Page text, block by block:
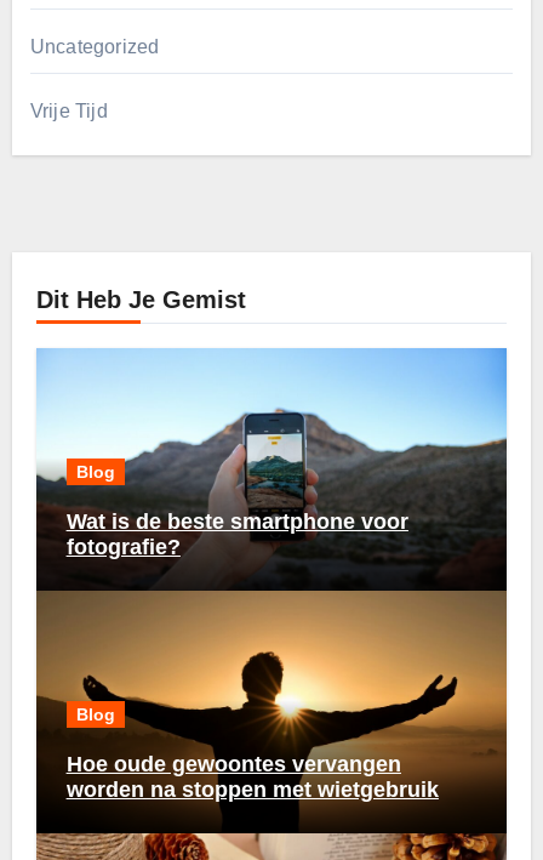
Uncategorized
Vrije Tijd
Dit Heb Je Gemist
Blog
Wat is de beste smartphone voor
fotografie?
Blog
Hoe oude gewoontes vervangen
worden na stoppen met wietgebruik